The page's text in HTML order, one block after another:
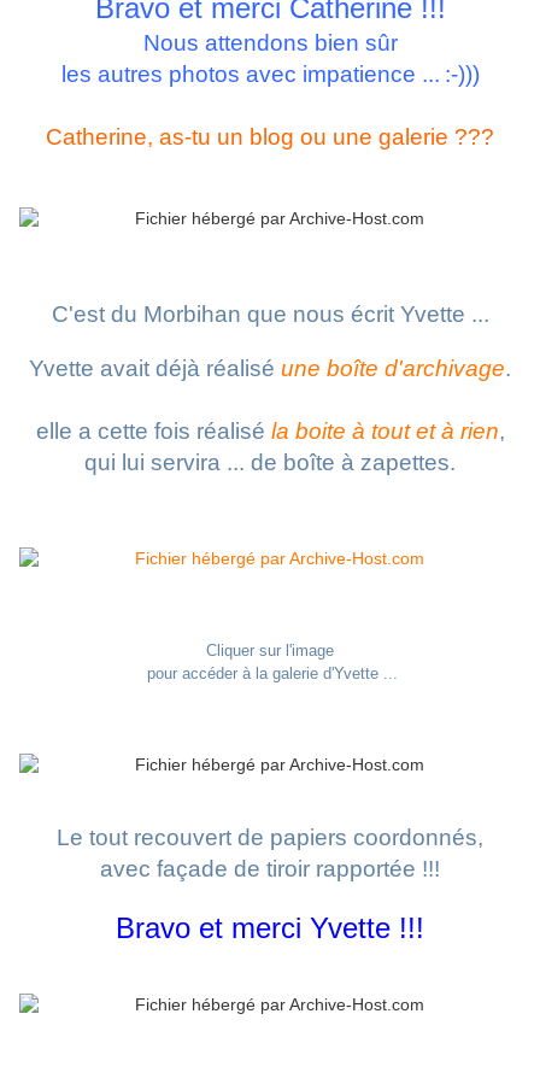
Bravo et merci Catherine !!!
Nous attendons bien sûr
les autres photos avec impatience ... :-)))
Catherine, as-tu un blog ou une galerie ???
C'est du Morbihan que nous écrit Yvette ...
Yvette avait déjà réalisé une boîte d'archivage.
elle a cette fois réalisé la boite à tout et à rien,
qui lui servira ... de boîte à zapettes.
Cliquer sur l'image
pour accéder à la galerie d'Yvette ...
Le tout recouvert de papiers coordonnés,
avec façade de tiroir rapportée !!!
Bravo et merci Yvette !!!